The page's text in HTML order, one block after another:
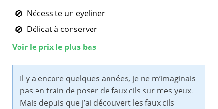
Nécessite un eyeliner
Délicat à conserver
Voir le prix le plus bas
Il y a encore quelques années, je ne m’imaginais
pas en train de poser de faux cils sur mes yeux.
Mais depuis que j’ai découvert les faux cils